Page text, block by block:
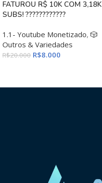
FATUROU R$ 10K COM 3,18K
SUBS! ????????????
1.1- Youtube Monetizado, 🎲
Outros & Variedades
R$20.000 R$8.000